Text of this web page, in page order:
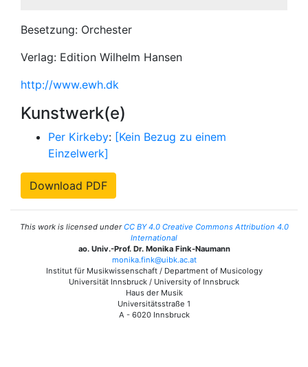
Besetzung: Orchester
Verlag: Edition Wilhelm Hansen
http://www.ewh.dk
Kunstwerk(e)
Per Kirkeby: [Kein Bezug zu einem
Einzelwerk]
Download PDF
This work is licensed underCC BY 4.0 Creative Commons Attribution 4.0
International
ao. Univ.-Prof. Dr. Monika Fink-Naumann
monika.fink@uibk.ac.at
Institut für Musikwissenschaft / Department of Musicology
Universität Innsbruck / University of Innsbruck
Haus der Musik
Universitätsstraße 1
A - 6020 Innsbruck